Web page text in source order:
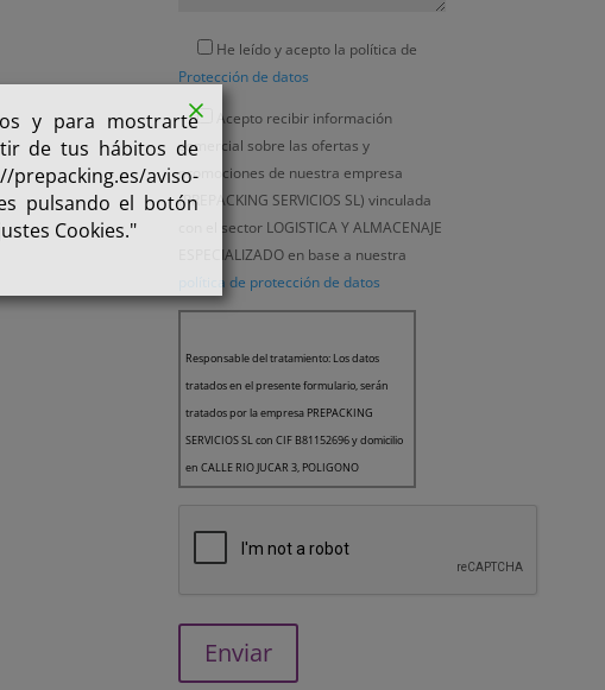
He leído y acepto la política de
Protección de datos
Acepto recibir información
comercial sobre las ofertas y
promociones de nuestra empresa
(PREPACKING SERVICIOS SL) vinculada
con el sector LOGISTICA Y ALMACENAJE
ESPECIALIZADO en base a nuestra
política de protección de datos
Responsable del tratamiento: Los datos
tratados en el presente formulario, serán
tratados por la empresa PREPACKING
SERVICIOS SL con CIF B81152696 y domicilio
en CALLE RIO JUCAR 3, POLIGONO
de los datos.
de usuarios de la página web. Asimismo, en
el caso de haber aceptado expresamente,
sus datos también serán utilizados para el
y para mostrarte
de tus hábitos de
aviso-
pulsando el botón
Cookies."